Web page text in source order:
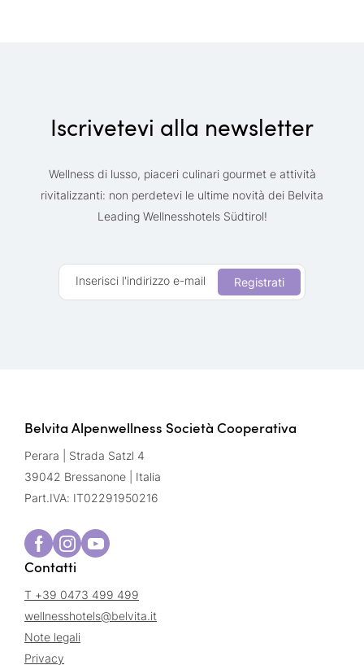
Iscrivetevi alla newsletter
Wellness di lusso, piaceri culinari gourmet e attività
rivitalizzanti: non perdetevi le ultime novità dei Belvita
Leading Wellnesshotels Südtirol!
Inserisci l'indirizzo e-mail Registrati
Belvita Alpenwellness Società Cooperativa
Perara | Strada Satzl 4
39042 Bressanone | Italia
Part.IVA: IT02291950216
Contatti
T +39 0473 499 499
wellnesshotels@belvita.it
Note legali
Privacy